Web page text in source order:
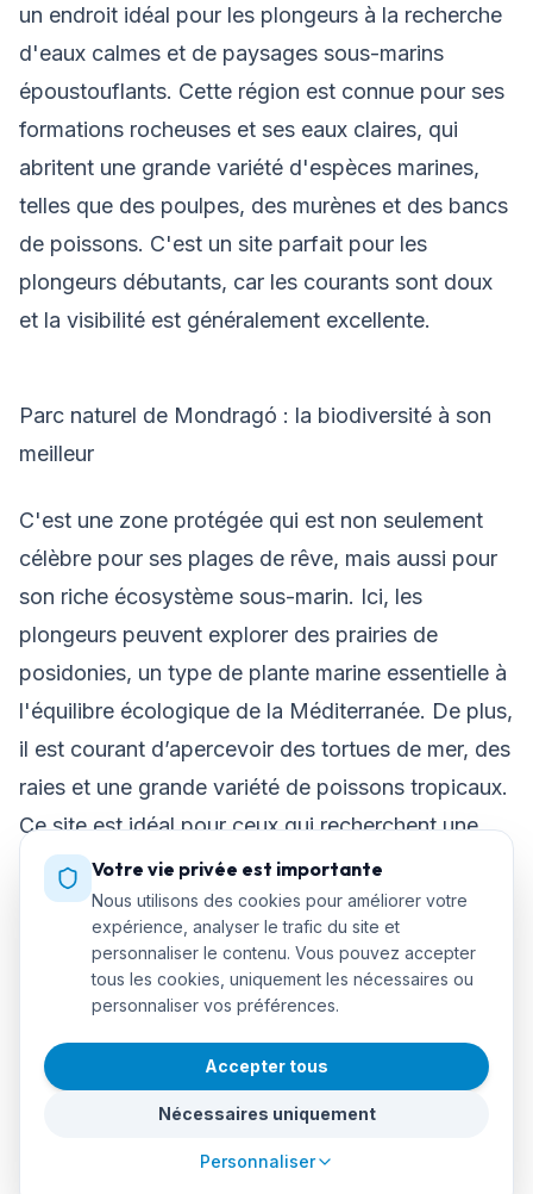
un endroit idéal pour les plongeurs à la recherche
d'eaux calmes et de paysages sous-marins
époustouflants. Cette région est connue pour ses
formations rocheuses et ses eaux claires, qui
abritent une grande variété d'espèces marines,
telles que des poulpes, des murènes et des bancs
de poissons. C'est un site parfait pour les
plongeurs débutants, car les courants sont doux
et la visibilité est généralement excellente.
Parc naturel de Mondragó : la biodiversité à son
meilleur
C'est une zone protégée qui est non seulement
célèbre pour ses plages de rêve, mais aussi pour
son riche écosystème sous-marin. Ici, les
plongeurs peuvent explorer des prairies de
posidonies, un type de plante marine essentielle à
l'équilibre écologique de la Méditerranée. De plus,
il est courant d’apercevoir des tortues de mer, des
raies et une grande variété de poissons tropicaux.
Ce site est idéal pour ceux qui recherchent une
expérience de plongée en contact direct avec la
nature.
L'épave du Malgrat : un voyage dans l'histoire
Pour les plongeurs les plus aventureux, l'épave de
Votre vie privée est importante
Nous utilisons des cookies pour améliorer votre
expérience, analyser le trafic du site et
personnaliser le contenu. Vous pouvez accepter
tous les cookies, uniquement les nécessaires ou
personnaliser vos préférences.
Accepter tous
Nécessaires uniquement
Personnaliser